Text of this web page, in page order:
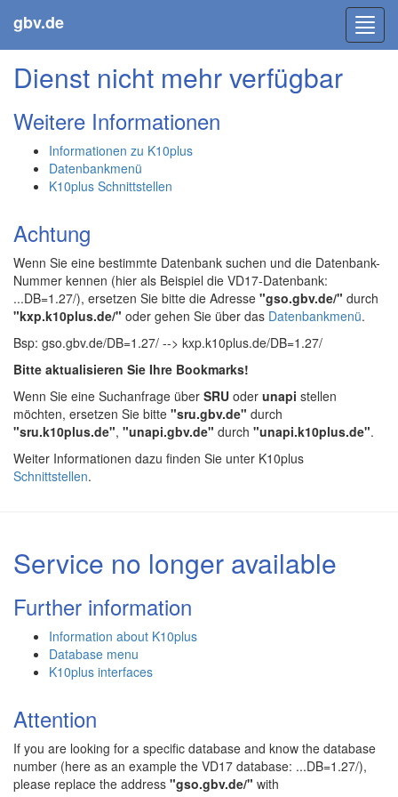
gbv.de
Dienst nicht mehr verfügbar
Weitere Informationen
Informationen zu K10plus
Datenbankmenü
K10plus Schnittstellen
Achtung
Wenn Sie eine bestimmte Datenbank suchen und die Datenbank-
Nummer kennen (hier als Beispiel die VD17-Datenbank:
...DB=1.27/), ersetzen Sie bitte die Adresse "gso.gbv.de/" durch
"kxp.k10plus.de/" oder gehen Sie über das Datenbankmenü.
Bsp: gso.gbv.de/DB=1.27/ --> kxp.k10plus.de/DB=1.27/
Bitte aktualisieren Sie Ihre Bookmarks!
Wenn Sie eine Suchanfrage über SRU oder unapi stellen
möchten, ersetzen Sie bitte "sru.gbv.de" durch
"sru.k10plus.de", "unapi.gbv.de" durch "unapi.k10plus.de".
Weiter Informationen dazu finden Sie unter K10plus
Schnittstellen.
Service no longer available
Further information
Information about K10plus
Database menu
K10plus interfaces
Attention
If you are looking for a specific database and know the database
number (here as an example the VD17 database: ...DB=1.27/),
please replace the address "gso.gbv.de/" with